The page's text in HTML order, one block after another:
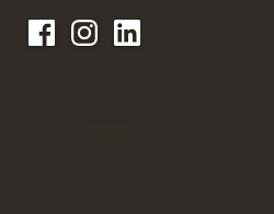
FacebookInstagramLinkedIn